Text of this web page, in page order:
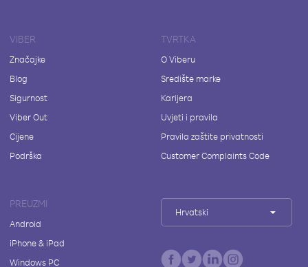
VIBER
Značajke
Blog
Sigurnost
Viber Out
Cijene
Podrška
TVRTKA
O Viberu
Središte marke
Karijera
Uvjeti i pravila
Pravila zaštite privatnosti
Customer Complaints Code
PREUZMI
Android
iPhone & iPad
Windows PC
Hrvatski